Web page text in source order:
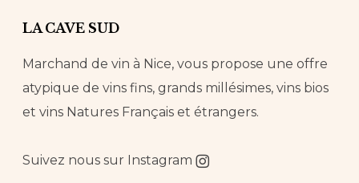
LA CAVE SUD
Marchand de vin à Nice, vous propose une offre
atypique de vins fins, grands millésimes, vins bios
et vins Natures Français et étrangers.
Suivez nous sur Instagram